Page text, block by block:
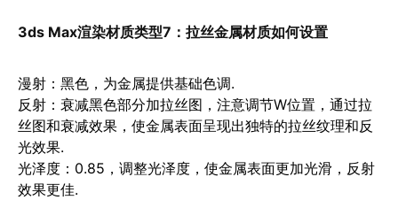
3ds Max渲染材质类型7： 拉丝金属材质如何设置
漫射 ：黑色，为金属提供基础色调.
反射 ：衰减黑色部分加拉丝图，注意调节W位置，通过拉
丝图和衰减效果，使金属表面呈现出独特的拉丝纹理和反
光效果.
光泽度 ：0.85，调整光泽度，使金属表面更加光滑，反射
效果更佳.